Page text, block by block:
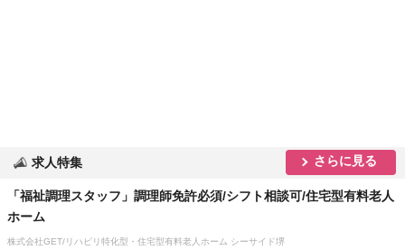
求人特集 さらに見る
「福祉調理スタッフ」調理師免許必須/シフト相談可/住宅型有料老人
ホーム
株式会社GET/リハビリ特化型・住宅型有料老人ホーム シーサイド堺